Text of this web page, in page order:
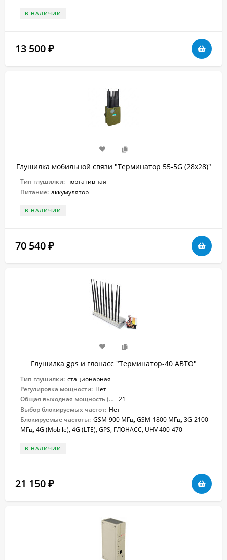
В НАЛИЧИИ
13 500 ₽
Глушилка мобильной связи "Терминатор 55-5G (28х28)"
Тип глушилки: портативная
Питание: аккумулятор
В НАЛИЧИИ
70 540 ₽
Глушилка gps и глонасс "Терминатор-40 АВТО"
Тип глушилки: стационарная
Регулировка мощности: Нет
Общая выходная мощность (Вт): 21
Выбор блокируемых частот: Нет
Блокируемые частоты: GSM-900 МГц, GSM-1800 МГц, 3G-2100
МГц, 4G (Mobile), 4G (LTE), GPS, ГЛОНАСС, UHV 400-470
В НАЛИЧИИ
21 150 ₽